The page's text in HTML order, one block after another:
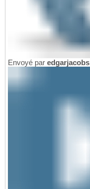
Envoyé par edgarjacobs